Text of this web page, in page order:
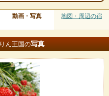
動画・写真 地図・周辺の宿
ん王国の写真